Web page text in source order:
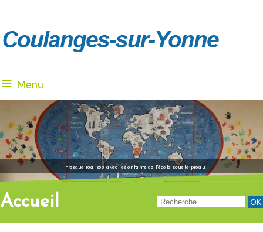
Menu
Fresque réalisée avec les enfants de l'école sous le préau
"Venez à notre
Accueil